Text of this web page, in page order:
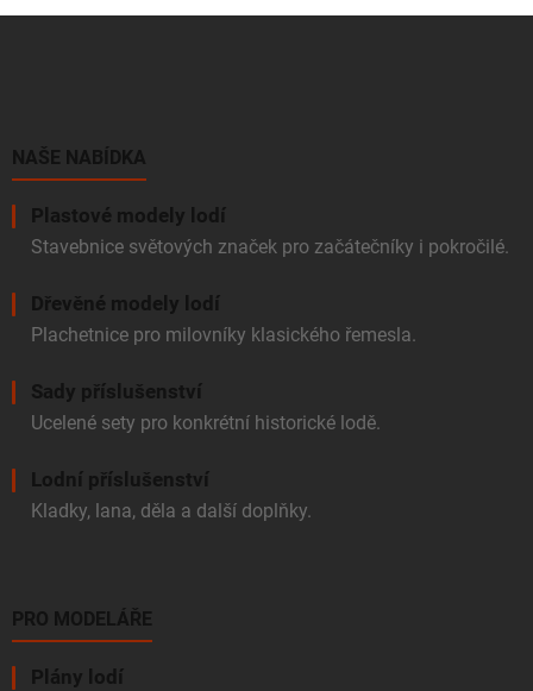
NAŠE NABÍDKA
Plastové modely lodí
Stavebnice světových značek pro začátečníky i pokročilé.
Dřevěné modely lodí
Plachetnice pro milovníky klasického řemesla.
Sady příslušenství
Ucelené sety pro konkrétní historické lodě.
Lodní příslušenství
Kladky, lana, děla a další doplňky.
PRO MODELÁŘE
Plány lodí